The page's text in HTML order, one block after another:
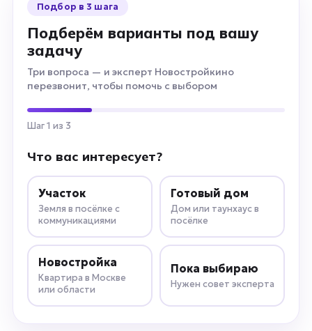
Подбор в 3 шага
Подберём варианты под вашу
задачу
Три вопроса — и эксперт Новостройкино
перезвонит, чтобы помочь с выбором
Шаг 1 из 3
Что вас интересует?
Участок
Земля в посёлке с
коммуникациями
Готовый дом
Дом или таунхаус в
посёлке
Новостройка
Квартира в Москве
или области
Пока выбираю
Нужен совет эксперта